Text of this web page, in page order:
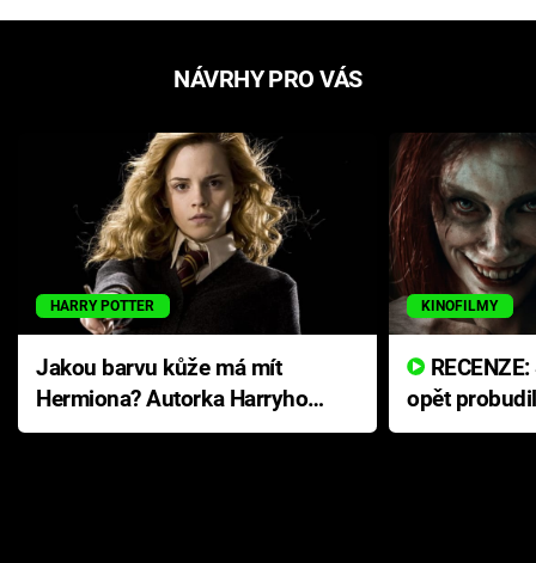
NÁVRHY PRO VÁS
HARRY POTTER
Jakou barvu kůže má mít
Hermiona? Autorka Harryho
Pottera přišla s ráznou
KINOFILMY
opět
přichází s